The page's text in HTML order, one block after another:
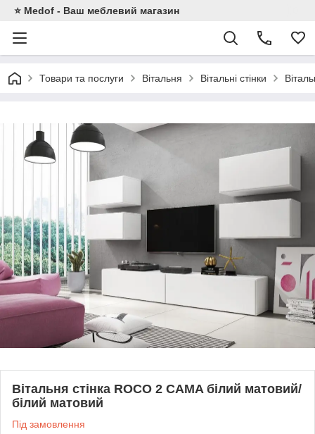
⭐ Medof - Ваш меблевий магазин
Товари та послуги Вітальня Вітальні стінки
Вітальня стінка ROCO 2 CAMA білий матовий/
білий матовий
Під замовлення